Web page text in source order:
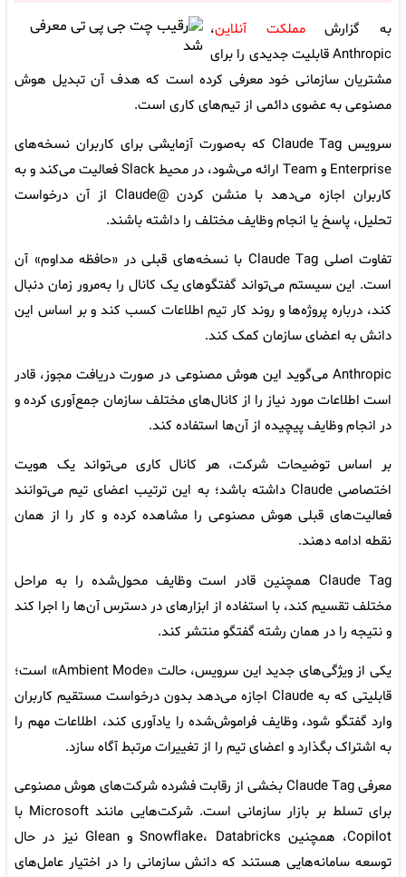
به گزارشمملکت آنلاین،
Anthropic قابلیت جدیدی را برای
مشتریان سازمانی خود معرفی کرده است که هدف آن تبدیل هوش
مصنوعی به عضوی دائمی از تیم‌های کاری است.
سرویس Claude Tag که به‌صورت آزمایشی برای کاربران نسخه‌های
Enterprise و Team ارائه می‌شود، در محیط Slack فعالیت می‌کند و به
کاربران اجازه می‌دهد با منشن کردن @Claude از آن درخواست
تحلیل، پاسخ یا انجام وظایف مختلف را داشته باشند.
تفاوت اصلی Claude Tag با نسخه‌های قبلی در «حافظه مداوم» آن
است. این سیستم می‌تواند گفتگوهای یک کانال را به‌مرور زمان دنبال
کند، درباره پروژه‌ها و روند کار تیم اطلاعات کسب کند و بر اساس این
دانش به اعضای سازمان کمک کند.
Anthropic می‌گوید این هوش مصنوعی در صورت دریافت مجوز، قادر
است اطلاعات مورد نیاز را از کانال‌های مختلف سازمان جمع‌آوری کرده و
در انجام وظایف پیچیده از آن‌ها استفاده کند.
بر اساس توضیحات شرکت، هر کانال کاری می‌تواند یک هویت
اختصاصی Claude داشته باشد؛ به این ترتیب اعضای تیم می‌توانند
فعالیت‌های قبلی هوش مصنوعی را مشاهده کرده و کار را از همان
نقطه ادامه دهند.
Claude Tag همچنین قادر است وظایف محول‌شده را به مراحل
مختلف تقسیم کند، با استفاده از ابزارهای در دسترس آن‌ها را اجرا کند
و نتیجه را در همان رشته گفتگو منتشر کند.
یکی از ویژگی‌های جدید این سرویس، حالت «Ambient Mode» است؛
قابلیتی که به Claude اجازه می‌دهد بدون درخواست مستقیم کاربران
وارد گفتگو شود، وظایف فراموش‌شده را یادآوری کند، اطلاعات مهم را
به اشتراک بگذارد و اعضای تیم را از تغییرات مرتبط آگاه سازد.
معرفی Claude Tag بخشی از رقابت فشرده شرکت‌های هوش مصنوعی
برای تسلط بر بازار سازمانی است. شرکت‌هایی مانند Microsoft با
Copilot، همچنین Snowflake، Databricks و Glean نیز در حال
توسعه سامانه‌هایی هستند که دانش سازمانی را در اختیار عامل‌های